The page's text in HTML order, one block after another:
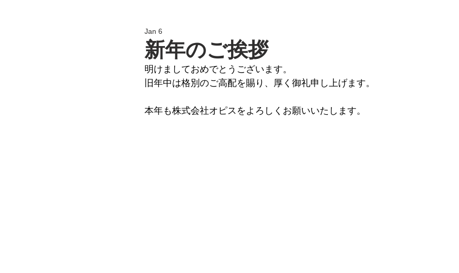
新年のご挨拶
Jan 6
明けましておめでとうございます。
旧年中は格別のご高配を賜り、厚く御礼申し上げます。
本年も株式会社オピスをよろしくお願いいたします。